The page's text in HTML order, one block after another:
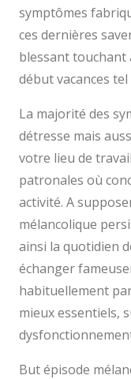
symptômes
ces dernières
blessant touchant
début vacances tel
La majorité des
détresse mais
votre lieu de
patronales où
activité. A
mélancolique
ainsi la quotidien
échanger
habituellement
mieux essentiels,
But épisode